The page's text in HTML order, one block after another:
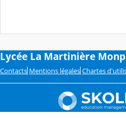
Lycée La Martinière
Contacts Mentions légales Chartes